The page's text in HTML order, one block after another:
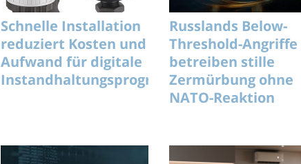
Schnelle Installation
reduziert Kosten und
Aufwand für digitale
Instandhaltungsprogramme
Russlands Below-
Threshold-Angriffe
betreiben stille
Zermürbung ohne
NATO-Reaktion